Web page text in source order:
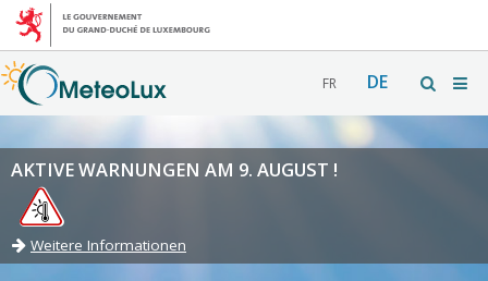
FR DE
AKTIVE WARNUNGEN AM 9. AUGUST !
Weitere Informationen